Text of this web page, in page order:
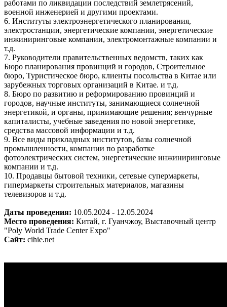
работами по ликвидации последствий землетрясений,
военной инженерией и другими проектами.
6. Институты электроэнергетического планирования,
электростанции, энергетические компании, энергетические
инжиниринговые компании, электромонтажные компании и
т.д.
7. Руководители правительственных ведомств, таких как
Бюро планирования провинций и городов, Строительное
бюро, Туристическое бюро, клиенты посольства в Китае или
зарубежных торговых организаций в Китае. и т.д.
8. Бюро по развитию и реформированию провинций и
городов, научные институты, занимающиеся солнечной
энергетикой, и органы, принимающие решения; венчурные
капиталисты, учебные заведения по новой энергетике,
средства массовой информации и т.д.
9. Все виды прикладных институтов, базы солнечной
промышленности, компании по разработке
фотоэлектрических систем, энергетические инжиниринговые
компании и т.д.
10. Продавцы бытовой техники, сетевые супермаркеты,
гипермаркеты строительных материалов, магазины
телевизоров и т.д.
Даты проведения: 10.05.2024 - 12.05.2024
Место проведения: Китай, г. Гуанчжоу, Выставочный центр
"Poly World Trade Center Expo"
Сайт: cihie.net